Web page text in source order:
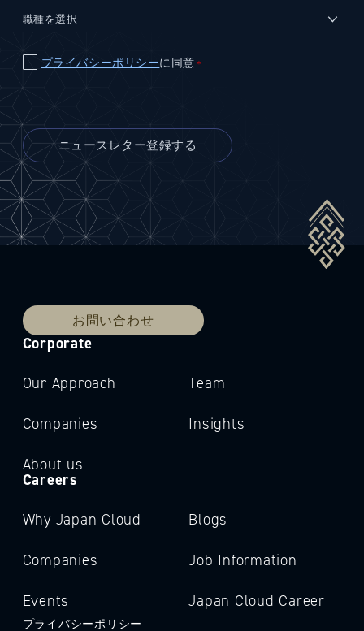
プライバシーポリシーに同意 ＊
お問い合わせ
Corporate
Our Approach
Companies
About us
Team
Insights
Careers
Why Japan Cloud
Companies
Events
Blogs
Job Information
Japan Cloud Career
プライバシーポリシー